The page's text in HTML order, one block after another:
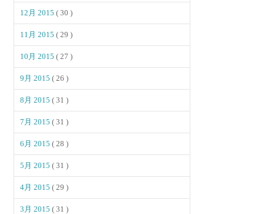
12月 2015( 30 )
11月 2015( 29 )
10月 2015( 27 )
9月 2015( 26 )
8月 2015( 31 )
7月 2015( 31 )
6月 2015( 28 )
5月 2015( 31 )
4月 2015( 29 )
3月 2015( 31 )